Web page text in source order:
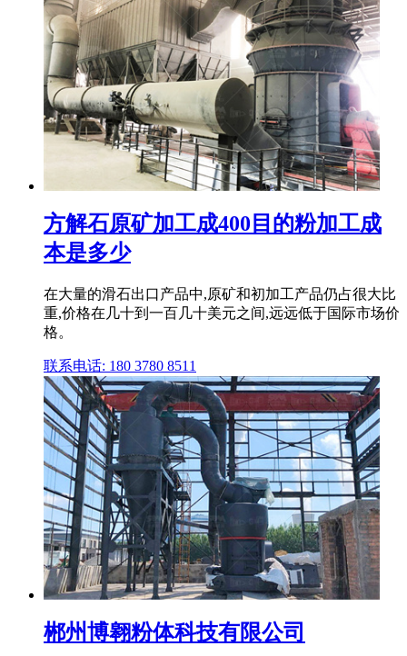
方解石原矿加工成400目的粉加工成
本是多少
在大量的滑石出口产品中,原矿和初加工产品仍占很大比
重,价格在几十到一百几十美元之间,远远低于国际市场价
格。
联系电话: 180 3780 8511
郴州博翱粉体科技有限公司